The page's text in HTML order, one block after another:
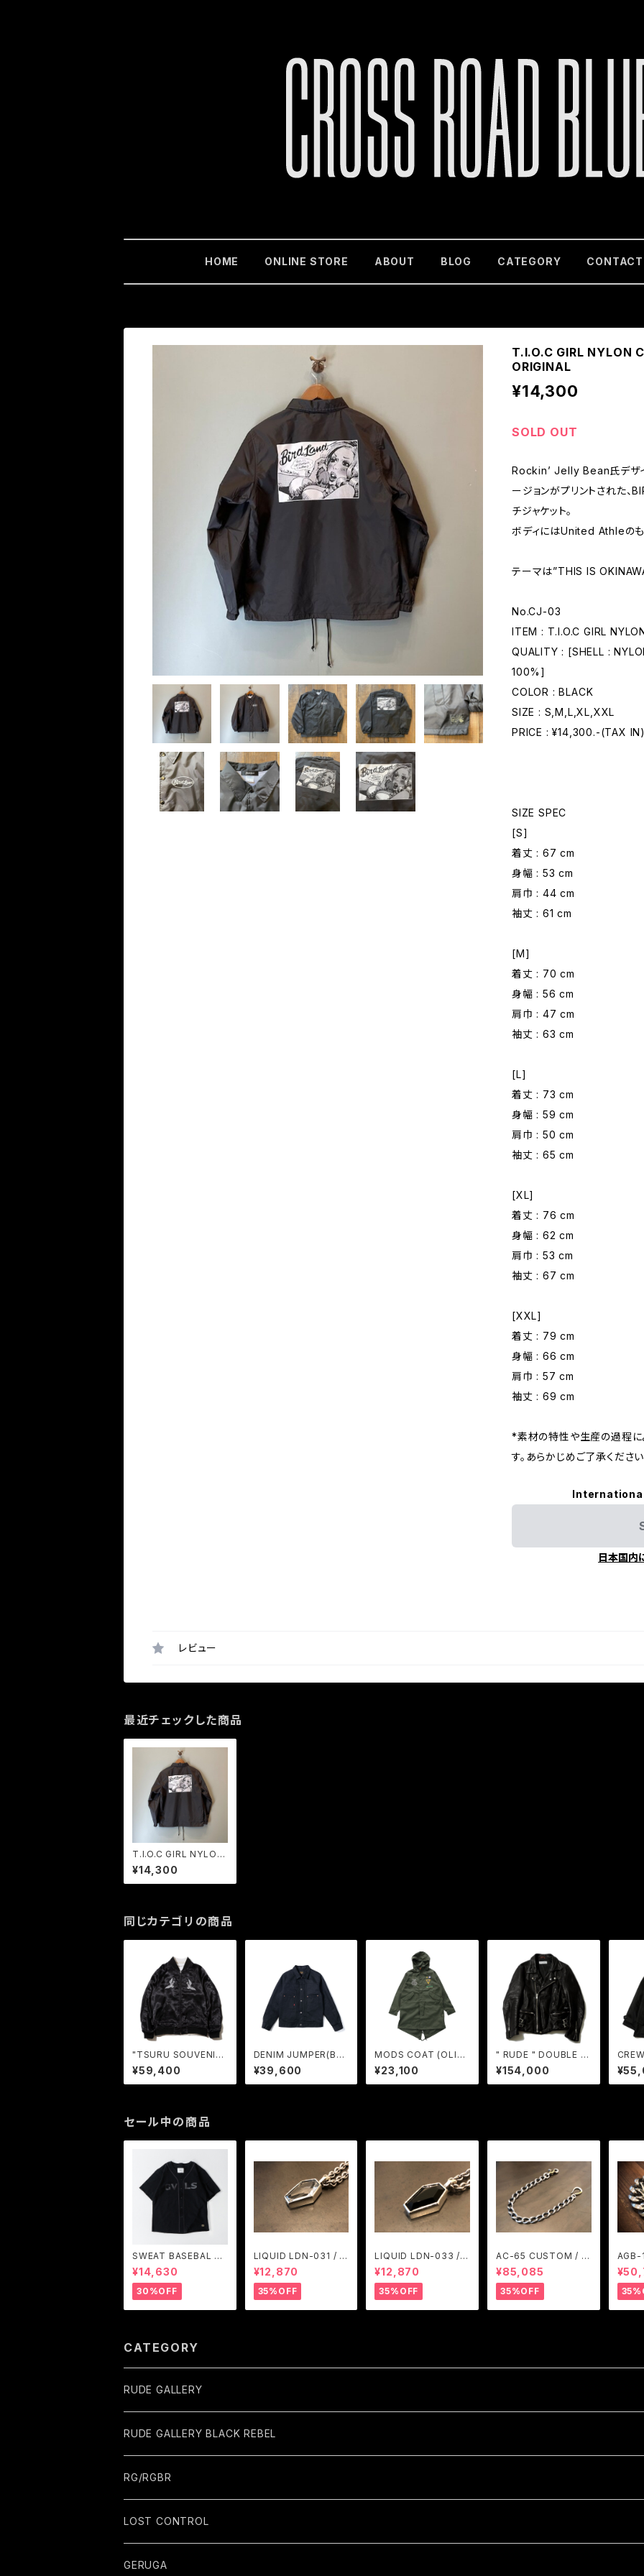
HOME ONLINE STORE ABOUT BLOG CATEGORY CONTACT
T.I.O.C GIRL NYLON
ORIGINAL
¥14,300
SOLD OUT
Rockin’ Jelly Bean氏デザ
ージョンがプリントされた
チジャケット。
ボディにはUnited Athleのも
テーマは”THIS IS
No.CJ-03
ITEM : T.I.O.C GIRL
QUALITY : [SHELL :
100%]
COLOR : BLACK
SIZE : S,M,L,XL,XXL
PRICE : ¥14,300.-(TAX
SIZE SPEC
[S]
着丈 : 67 cm
身幅 : 53 cm
肩巾 : 44 cm
袖丈 : 61 cm
[M]
着丈 : 70 cm
身幅 : 56 cm
肩巾 : 47 cm
袖丈 : 63 cm
[L]
着丈 : 73 cm
身幅 : 59 cm
肩巾 : 50 cm
袖丈 : 65 cm
[XL]
着丈 : 76 cm
身幅 : 62 cm
肩巾 : 53 cm
袖丈 : 67 cm
[XXL]
着丈 : 79 cm
身幅 : 66 cm
肩巾 : 57 cm
袖丈 : 69 cm
*素材の特性や生産の過程に
す。あらかじめご了承ください
日本国内
レビュー
最近チェックした商品
T.I.O.C GIRL NYLON
COACH JKT / BIRD
LAND ORIGINAL
¥14,300
同じカテゴリの商品
"TSURU SOUVENIR
JACKET＜YOSO PA
RIS＞" (BLACK) / RU
DE GALLERY
¥59,400
DENIM JUMPER(BLA
CK*BLACK) / GERU
GA
¥39,600
MODS COAT (OLIV
E) / GAVIAL GARAGE
¥23,100
" RUDE " DOUBLE R
YDERS / RUDE GALL
ERY
¥154,000
K) /
セール中の商品
SWEAT BASEBAL S
HIRTS (BLACK) / GA
VIAL
¥14,630
30%OFF
LIQUID LDN-031 / A
RGENT GLEAM
¥12,870
35%OFF
LIQUID LDN-033 / A
RGENT GLEAM
¥12,870
35%OFF
AC-65 CUSTOM / A
RGENT GLEAM
¥85,085
35%OFF
CATEGORY
RUDE GALLERY
RUDE GALLERY BLACK REBEL
RG/RGBR
LOST CONTROL
GERUGA